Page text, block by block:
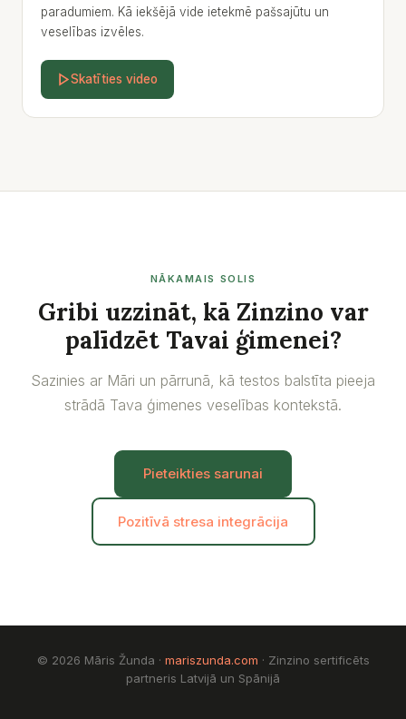
paradumiem. Kā iekšējā vide ietekmē pašsajūtu un
veselības izvēles.
Skatīties video
NĀKAMAIS SOLIS
Gribi uzzināt, kā Zinzino var
palīdzēt Tavai ģimenei?
Sazinies ar Māri un pārrunā, kā testos balstīta pieeja
strādā Tava ģimenes veselības kontekstā.
Pieteikties sarunai
Pozitīvā stresa integrācija
© 2026 Māris Žunda · mariszunda.com · Zinzino sertificēts
partneris Latvijā un Spānijā